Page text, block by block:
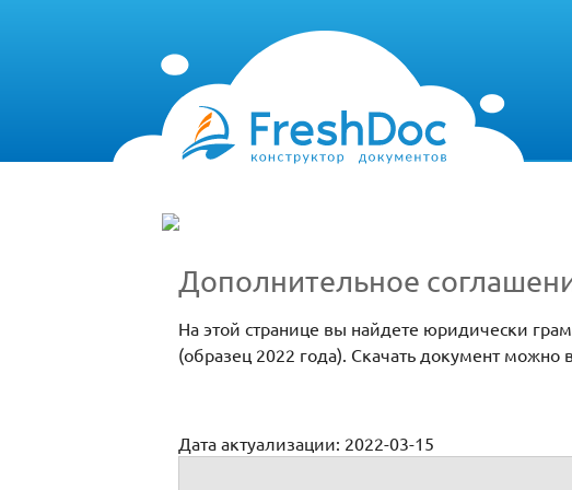
Дополнительное
На этой странице вы найдете юридически
(образец 2022 года). Скачать документ можно
Дата актуализации: 2022-03-15